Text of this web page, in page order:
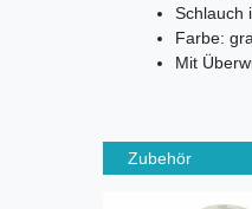
Schlauch
Farbe:
Mit
Zubehör